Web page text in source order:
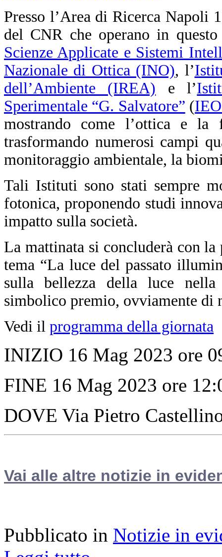
Presso l’Area di Ricerca
del CNR che operano in
Scienze Applicate e Sistemi
Nazionale di Ottica (INO), l’
dell’Ambiente (IREA) e l’
Sperimentale “G. Salvatore” (
mostrando come l’ottica e la
trasformando numerosi campi
monitoraggio ambientale, la
Tali Istituti sono stati sempre
fotonica, proponendo studi
impatto sulla società.
La mattinata si concluderà con
tema “La luce del passato
sulla bellezza della luce nella
simbolico premio, ovviamente di
Vedi il programma della giornata
INIZIO 16 Mag 2023 ore
FINE 16 Mag 2023 ore
DOVE Via Pietro
Vai alle altre notizie in
Pubblicato in Notizie in